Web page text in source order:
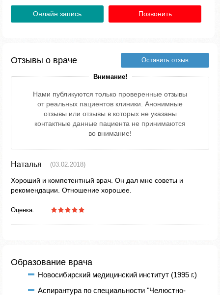
Онлайн запись Позвонить
Отзывы о враче Оставить отзыв
Внимание!
Нами публикуются только проверенные отзывы
от реальных пациентов клиники. Анонимные
отзывы или отзывы в которых не указаны
контактные данные пациента не принимаются
во внимание!
Наталья (03.02.2018)
Хороший и компетентный врач. Он дал мне советы и
рекомендации. Отношение хорошее.
Оценка:
Образование врача
Новосибирский медицинский институт (1995 г.)
Аспирантура по специальности "Челюстно-